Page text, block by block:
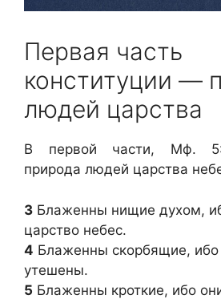
Первая часть
конституции —
людей царства
В первой части, Мф.
природа людей царства
3 Блаженны нищие духом,
царство небес.
4 Блаженны скорбящие, ибо
утешены.
5 Блаженны кроткие, ибо